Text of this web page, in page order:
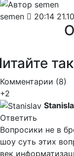
semen 20:14
Комментарии (8)
+2
Ответить
Вопросики не в
шоу суть этих
век